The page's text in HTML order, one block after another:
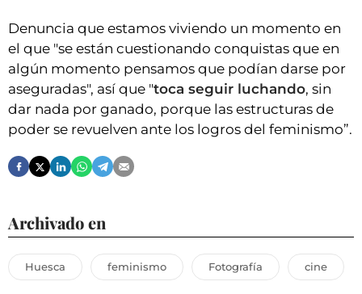
Denuncia que estamos viviendo un momento en
el que "se están cuestionando conquistas que en
algún momento pensamos que podían darse por
aseguradas", así que "toca seguir luchando, sin
dar nada por ganado, porque las estructuras de
poder se revuelven ante los logros del feminismo”.
Archivado en
Huesca feminismo Fotografía cine